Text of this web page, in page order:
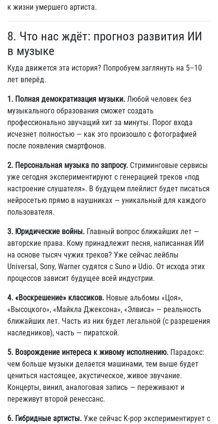
к жизни умершего артиста.
8. Что нас ждёт: прогноз развития ИИ
в музыке
Куда движется эта история? Попробуем заглянуть на 5–10
лет вперёд.
1. Полная демократизация музыки. Любой человек без
музыкального образования сможет создать
профессионально звучащий хит за минуты. Порог входа
исчезнет полностью — как это произошло с фотографией
после появления смартфонов.
2. Персональная музыка по запросу. Стриминговые сервисы
уже сегодня экспериментируют с генерацией треков «под
настроение слушателя». В будущем плейлист будет писаться
нейросетью прямо в наушниках — уникальный для каждого
пользователя.
3. Юридические войны. Главный вопрос ближайших лет —
авторские права. Кому принадлежит песня, написанная ИИ
на основе тысяч чужих треков? Уже сейчас лейблы
Universal, Sony, Warner судятся с Suno и Udio. От исхода этих
процессов зависит будущее всей индустрии.
4. «Воскрешение» классиков. Новые альбомы «Цоя»,
«Высоцкого», «Майкла Джексона», «Элвиса» — реальность
ближайших лет. Часть из них будет легальной (с разрешения
наследников), часть — пиратской.
5. Возрождение интереса к живому исполнению. Парадокс:
чем больше музыки делается машинами, тем выше будет
цениться настоящее, акустическое, живое звучание.
Концерты, винил, аналоговая запись — переживают и
переживут второй ренессанс.
6. Гибридные артисты. Уже сейчас K-pop экспериментирует с